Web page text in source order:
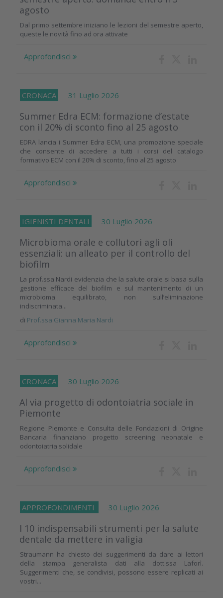
agosto
Dal primo settembre iniziano le lezioni del semestre aperto,
queste le novità fino ad ora attivate
Approfondisci
CRONACA 31 Luglio 2026
Summer Edra ECM: formazione d’estate
con il 20% di sconto fino al 25 agosto
EDRA lancia i Summer Edra ECM, una promozione speciale
che consente di accedere a tutti i corsi del catalogo
formativo ECM con il 20% di sconto, fino al 25 agosto
Approfondisci
IGIENISTI DENTALI 30 Luglio 2026
Microbioma orale e collutori agli oli
essenziali: un alleato per il controllo del
biofilm
La prof.ssa Nardi evidenzia che la salute orale si basa sulla
gestione efficace del biofilm e sul mantenimento di un
microbioma equilibrato, non sull’eliminazione
indiscriminata...
di Prof.ssa Gianna Maria Nardi
Approfondisci
CRONACA 30 Luglio 2026
Al via progetto di odontoiatria sociale in
Piemonte
Regione Piemonte e Consulta delle Fondazioni di Origine
Bancaria finanziano progetto screening neonatale e
odontoiatria solidale
Approfondisci
APPROFONDIMENTI 30 Luglio 2026
I 10 indispensabili strumenti per la salute
dentale da mettere in valigia
Straumann ha chiesto dei suggerimenti da dare ai lettori
della stampa generalista dati alla dott.ssa Laforì.
Suggerimenti che, se condivisi, possono essere replicati ai
vostri...